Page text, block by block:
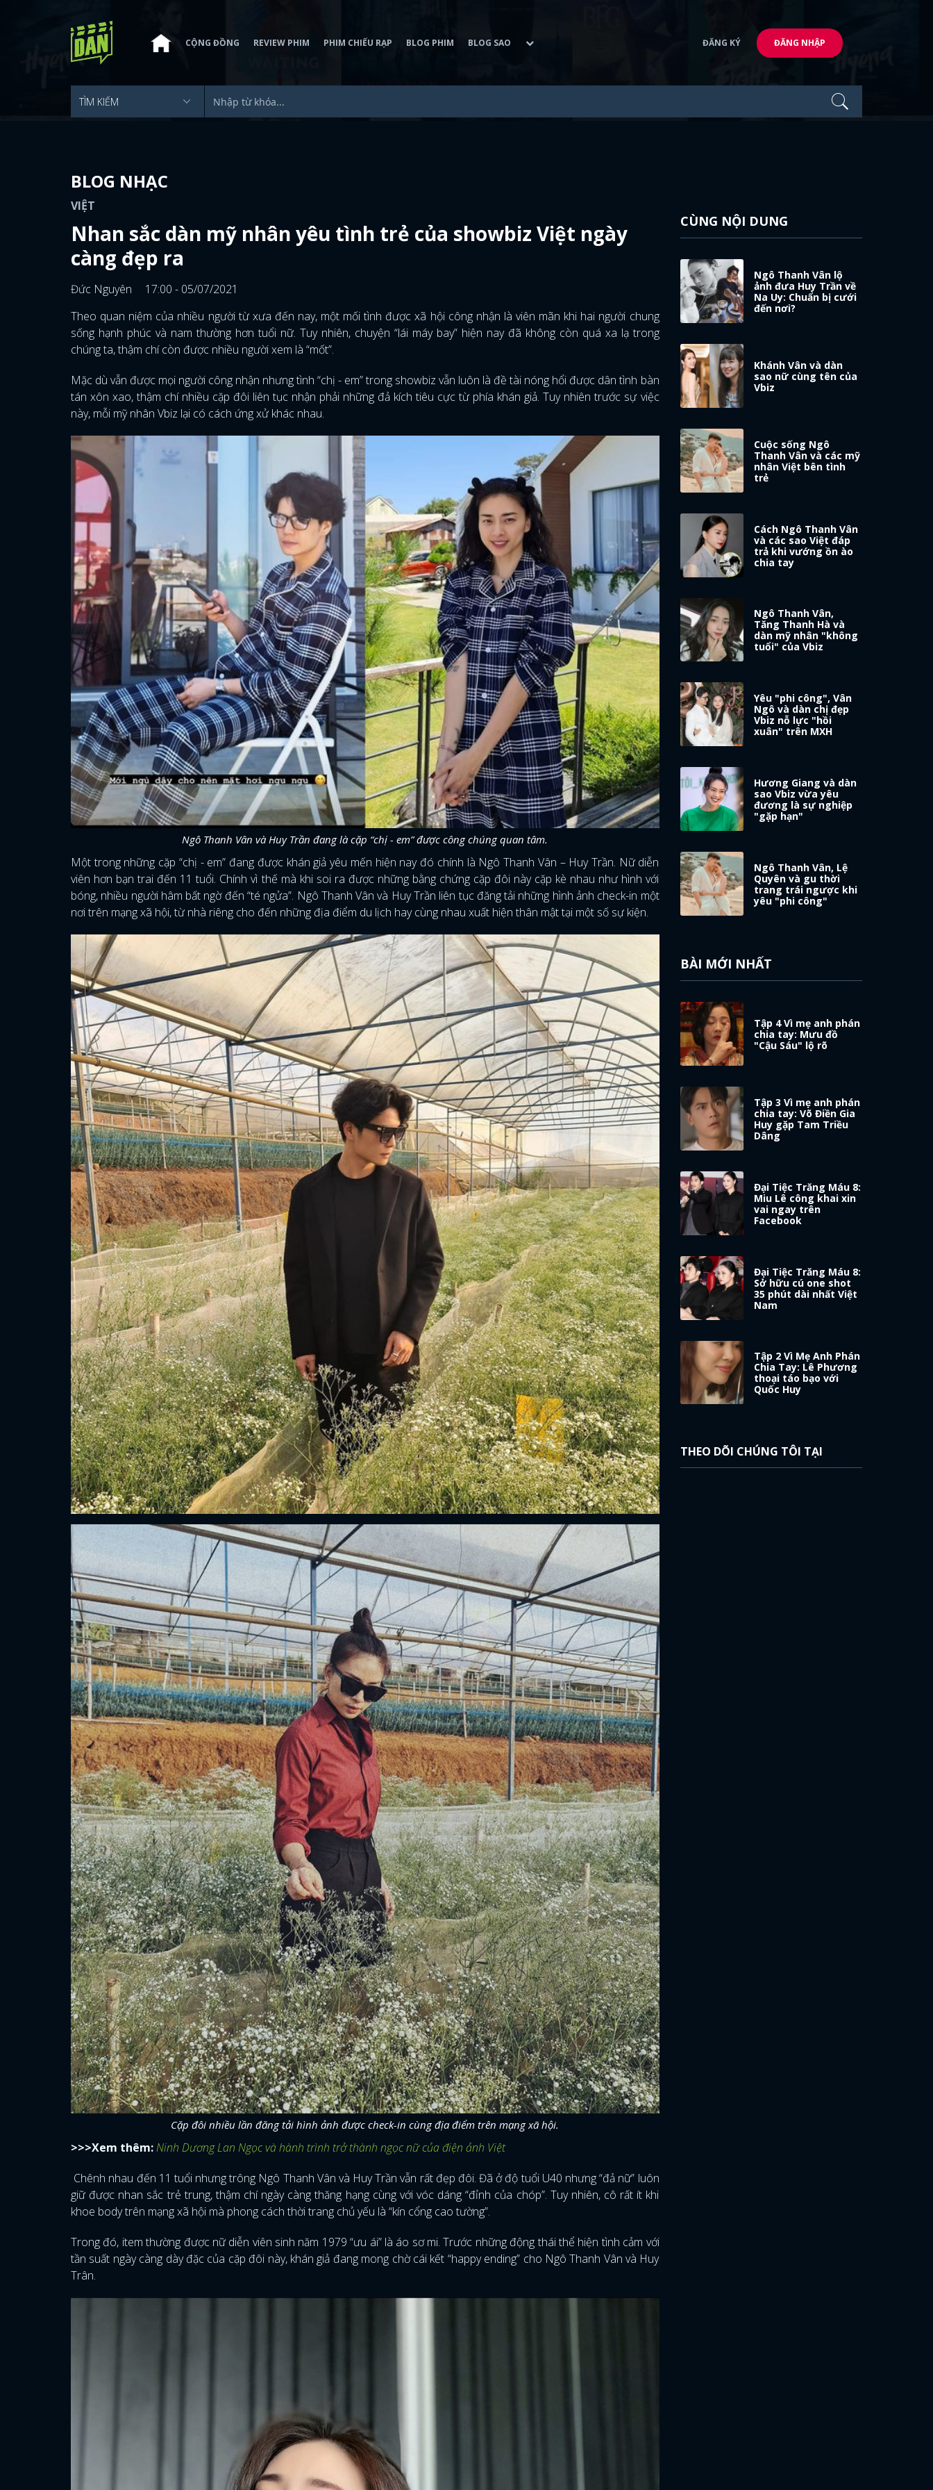
ĐĂNG NHẬP
FACEBOOK GOOGLE
CỘNG ĐỒNG REVIEW PHIM PHIM CHIẾU RẠP BLOG PHIM BLOG SAO ĐĂNG KÝ ĐĂNG NHẬP
BLOG NHẠC
VIỆT
Nhan sắc dàn mỹ nhân yêu tình trẻ của showbiz Việt ngày
càng đẹp ra
Đức Nguyên
17:00 - 05/07/2021
Theo quan niệm của nhiều người từ xưa đến nay, một mối tình được xã hội công nhận là viên mãn khi hai người chung
sống hạnh phúc và nam thường hơn tuổi nữ. Tuy nhiên, chuyện “lái máy bay” hiện nay đã không còn quá xa lạ trong
chúng ta, thậm chí còn được nhiều người xem là “mốt”.
Mặc dù vẫn được mọi người công nhận nhưng tình “chị - em” trong showbiz vẫn luôn là đề tài nóng hổi được dân tình bàn
tán xôn xao, thậm chí nhiều cặp đôi liên tục nhận phải những đả kích tiêu cực từ phía khán giả. Tuy nhiên trước sự việc
này, mỗi mỹ nhân Vbiz lại có cách ứng xử khác nhau.
Ngô Thanh Vân và Huy Trần đang là cặp “chị - em” được công chúng quan tâm.
Một trong những cặp “chị - em” đang được khán giả yêu mến hiện nay đó chính là Ngô Thanh Vân – Huy Trần. Nữ diễn
viên hơn bạn trai đến 11 tuổi. Chính vì thế mà khi soi ra được những bằng chứng cặp đôi này cặp kè nhau như hình với
bóng, nhiều người hâm bất ngờ đến “té ngửa”. Ngô Thanh Vân và Huy Trần liên tục đăng tải những hình ảnh check-in một
nơi trên mạng xã hội, từ nhà riêng cho đến những địa điểm du lịch hay cùng nhau xuất hiện thân mật tại một số sự kiện.
Cặp đôi nhiều lần đăng tải hình ảnh được check-in cùng địa điểm trên mạng xã hội.
>>>Xem thêm:Ninh Dương Lan Ngọc và hành trình trở thành ngọc nữ của điện ảnh Việt
Chênh nhau đến 11 tuổi nhưng trông Ngô Thanh Vân và Huy Trần vẫn rất đẹp đôi. Đã ở độ tuổi U40 nhưng “đả nữ” luôn
giữ được nhan sắc trẻ trung, thậm chí ngày càng thăng hạng cùng với vóc dáng “đỉnh của chóp”. Tuy nhiên, cô rất ít khi
khoe body trên mạng xã hội mà phong cách thời trang chủ yếu là “kín cổng cao tường”.
Trong đó, item thường được nữ diễn viên sinh năm 1979 “ưu ái” là áo sơ mi. Trước những động thái thể hiện tình cảm với
tần suất ngày càng dày đặc của cặp đôi này, khán giả đang mong chờ cái kết “happy ending” cho Ngô Thanh Vân và Huy
Trân.
CÙNG NỘI DUNG
Ngô Thanh Vân lộ
ảnh đưa Huy Trần về
Na Uy: Chuẩn bị cưới
đến nơi?
Khánh Vân và dàn
sao nữ cùng tên của
Vbiz
Cuộc sống Ngô
Thanh Vân và các mỹ
nhân Việt bên tình
trẻ
Cách Ngô Thanh Vân
và các sao Việt đáp
trả khi vướng ồn ào
chia tay
Ngô Thanh Vân,
Tăng Thanh Hà và
dàn mỹ nhân "không
tuổi" của Vbiz
Yêu "phi công", Vân
Ngô và dàn chị đẹp
Vbiz nỗ lực "hồi
xuân" trên MXH
Hương Giang và dàn
sao Vbiz vừa yêu
đương là sự nghiệp
"gặp hạn"
Ngô Thanh Vân, Lệ
Quyên và gu thời
trang trái ngược khi
yêu "phi công"
BÀI MỚI NHẤT
Tập 4 Vì mẹ anh phán
chia tay: Mưu đồ
"Cậu Sáu" lộ rõ
Tập 3 Vì mẹ anh phán
chia tay: Võ Điền Gia
Huy gặp Tam Triều
Dâng
Đại Tiệc Trăng Máu 8:
Miu Lê công khai xin
vai ngay trên
Facebook
Đại Tiệc Trăng Máu 8:
Sở hữu cú one shot
35 phút dài nhất Việt
Nam
Tập 2 Vì Mẹ Anh Phán
Chia Tay: Lê Phương
thoại táo bạo với
Quốc Huy
THEO DÕI CHÚNG TÔI TẠI